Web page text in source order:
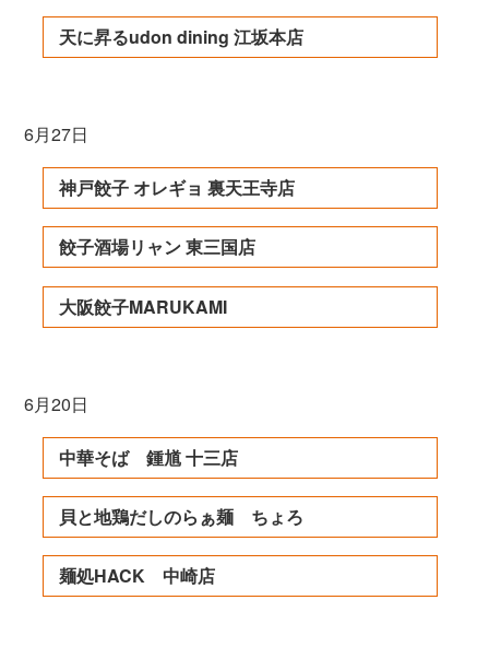
天に昇るudon dining 江坂本店
6月27日
神戸餃子 オレギョ 裏天王寺店
餃子酒場リャン 東三国店
大阪餃子MARUKAMI
6月20日
中華そば 鍾馗 十三店
貝と地鶏だしのらぁ麺 ちょろ
麺処HACK 中崎店